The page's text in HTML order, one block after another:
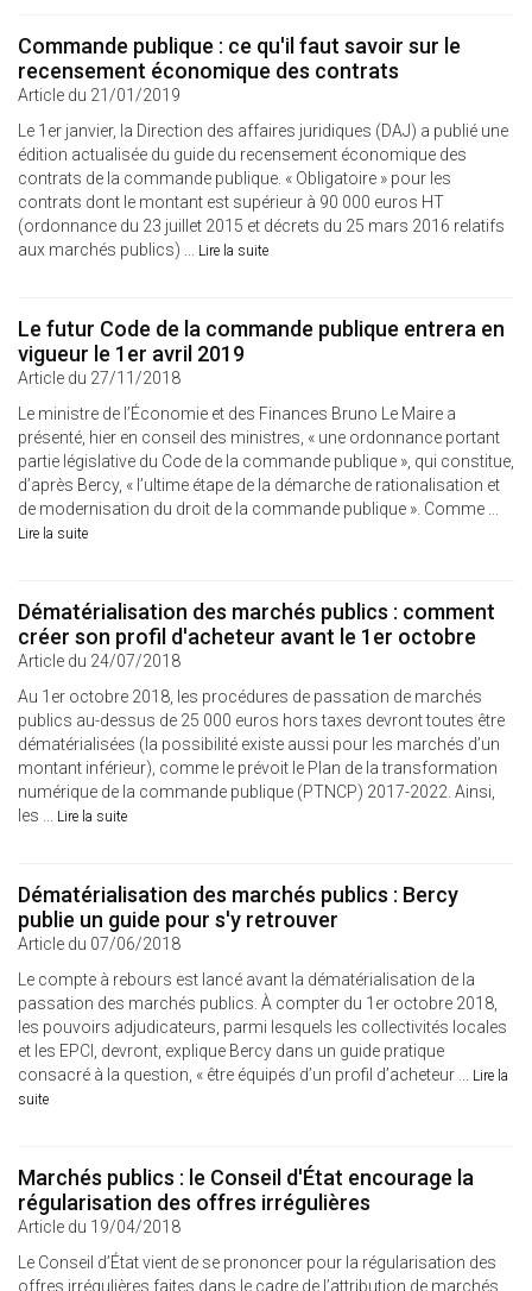
Commande publique : ce qu'il faut savoir sur le
recensement économique des contrats
Article du 21/01/2019
Le 1er janvier, la Direction des affaires juridiques (DAJ) a publié une
édition actualisée du guide du recensement économique des
contrats de la commande publique. « Obligatoire » pour les
contrats dont le montant est supérieur à 90 000 euros HT
(ordonnance du 23 juillet 2015 et décrets du 25 mars 2016 relatifs
aux marchés publics) ... Lire la suite
Le futur Code de la commande publique entrera en
vigueur le 1er avril 2019
Article du 27/11/2018
Le ministre de l’Économie et des Finances Bruno Le Maire a
présenté, hier en conseil des ministres, « une ordonnance portant
partie législative du Code de la commande publique », qui constitue,
d’après Bercy, « l’ultime étape de la démarche de rationalisation et
de modernisation du droit de la commande publique ». Comme ...
Lire la suite
Dématérialisation des marchés publics : comment
créer son profil d'acheteur avant le 1er octobre
Article du 24/07/2018
Au 1er octobre 2018, les procédures de passation de marchés
publics au-dessus de 25 000 euros hors taxes devront toutes être
dématérialisées (la possibilité existe aussi pour les marchés d’un
montant inférieur), comme le prévoit le Plan de la transformation
numérique de la commande publique (PTNCP) 2017-2022. Ainsi,
les ... Lire la suite
Dématérialisation des marchés publics : Bercy
publie un guide pour s'y retrouver
Article du 07/06/2018
Le compte à rebours est lancé avant la dématérialisation de la
passation des marchés publics. À compter du 1er octobre 2018,
les pouvoirs adjudicateurs, parmi lesquels les collectivités locales
et les EPCI, devront, explique Bercy dans un guide pratique
consacré à la question, « être équipés d’un profil d’acheteur ... Lire la
suite
Marchés publics : le Conseil d'État encourage la
régularisation des offres irrégulières
Article du 19/04/2018
Le Conseil d’État vient de se prononcer pour la régularisation des
offres irrégulières faites dans le cadre de l’attribution de marchés